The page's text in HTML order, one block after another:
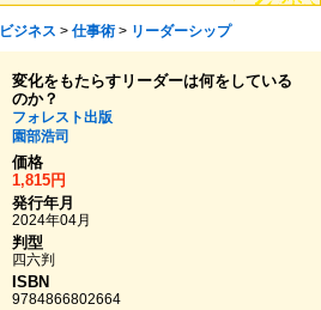
ビジネス > 仕事術> リーダーシップ
変化をもたらすリーダーは何をしている
のか？
フォレスト出版
園部浩司
価格
1,815円
発行年月
2024年04月
判型
四六判
ISBN
9784866802664